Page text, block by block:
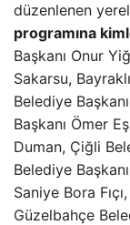
düzenlenen
programına
Başkanı Onur
Sakarsu,
Belediye
Başkanı Ömer
Duman, Çiğli
Belediye
Saniye Bora
Güzelbahçe